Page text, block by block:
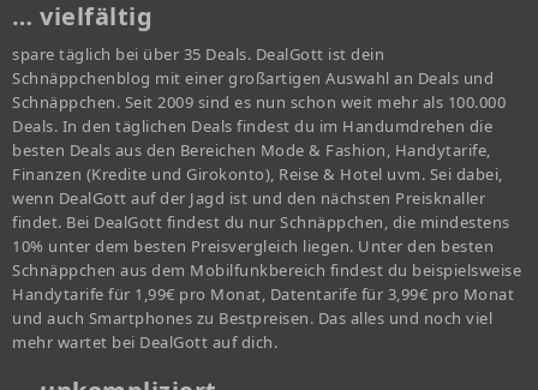
… vielfältig
spare täglich bei über 35 Deals. DealGott ist dein
Schnäppchenblog mit einer großartigen Auswahl an Deals und
Schnäppchen. Seit 2009 sind es nun schon weit mehr als 100.000
Deals. In den täglichen Deals findest du im Handumdrehen die
besten Deals aus den Bereichen Mode & Fashion, Handytarife,
Finanzen (Kredite und Girokonto), Reise & Hotel uvm. Sei dabei,
wenn DealGott auf der Jagd ist und den nächsten Preisknaller
findet. Bei DealGott findest du nur Schnäppchen, die mindestens
10% unter dem besten Preisvergleich liegen. Unter den besten
Schnäppchen aus dem Mobilfunkbereich findest du beispielsweise
Handytarife für 1,99€ pro Monat, Datentarife für 3,99€ pro Monat
und auch Smartphones zu Bestpreisen. Das alles und noch viel
mehr wartet bei DealGott auf dich.